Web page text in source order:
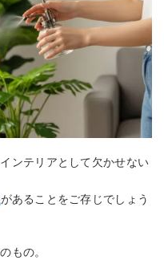
ンテリアとして欠かせない
があることをご存じでしょう
もの。